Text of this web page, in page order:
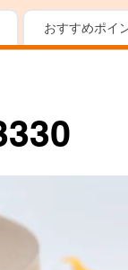
おすすめポイ